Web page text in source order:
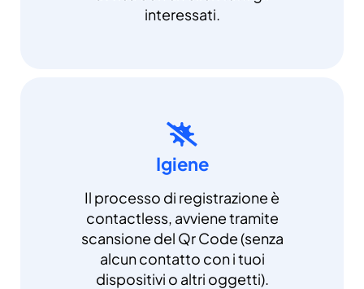
interessati.
Igiene
Il processo di registrazione è
contactless, avviene tramite
scansione del Qr Code (senza
alcun contatto con i tuoi
dispositivi o altri oggetti).